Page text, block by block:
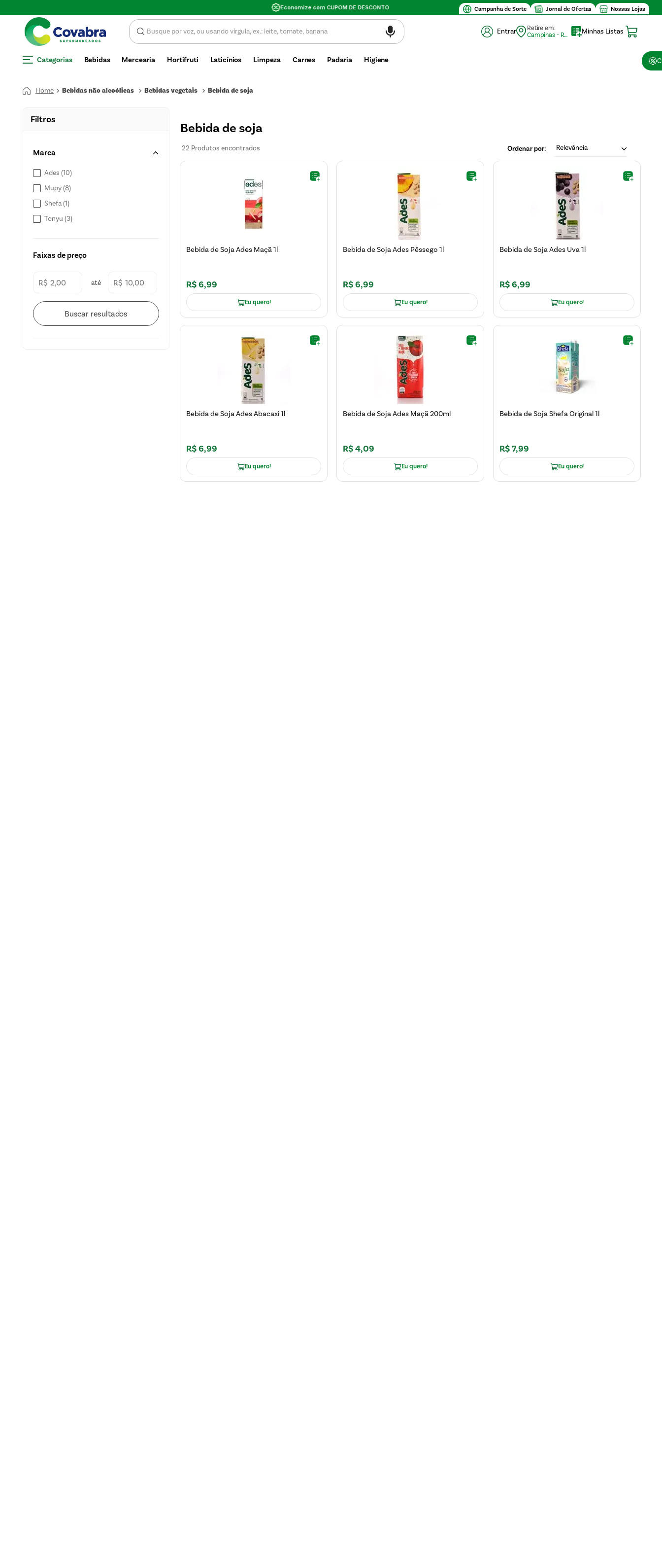
Campanha de Sorte Jornal de Ofertas Nossas Lojas
Valor mínimo de compra $30
Entrar
Retire em:
Campinas - Retirada (10)
Minhas Listas
Categorias Bebidas Mercearia Hortifruti Laticínios Limpeza Carnes Padaria Higiene
Bebidas não alcoólicas Bebidas vegetais Bebida de soja
Filtros
Marca
Ades (10)
Mupy (8)
Shefa (1)
Tonyu (3)
Faixas de preço
R$ R$
Bebida de soja
22 Produtos Relevância
Bebida de Soja Ades Maçã 1l
R$6,99
Eu quero!
Bebida de Soja Ades Pêssego 1l
R$6,99
Eu quero!
Bebida de Soja Ades Uva 1l
R$6,99
Eu quero!
Bebida de Soja Ades Abacaxi 1l
R$6,99
Eu quero!
Bebida de Soja Ades Maçã 200ml
R$4,09
Eu quero!
Bebida de Soja Shefa Original 1l
R$7,99
Eu quero!